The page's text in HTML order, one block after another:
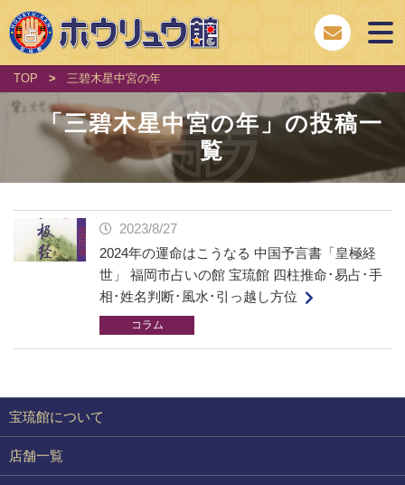
TOP > 三碧木星中宮の年
「三碧木星中宮の年」の投稿一
覧
2023/8/27
2024年の運命はこうなる 中国予言書「皇極経
世」 福岡市占いの館 宝琉館 四柱推命･易占･手
相･姓名判断･風水･引っ越し方位
コラム
宝琉館について
店舗一覧